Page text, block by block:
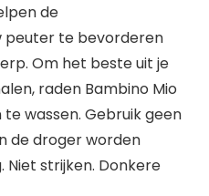
de
peuter te bevorderen
Om het beste uit je
raden Bambino Mio
wassen. Gebruik geen
de droger worden
strijken. Donkere